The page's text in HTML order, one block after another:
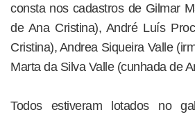
consta nos cadastros de Gilmar
de Ana Cristina), André Luís
Cristina), Andrea Siqueira Valle
Marta da Silva Valle (cunhada de
Todos estiveram lotados no